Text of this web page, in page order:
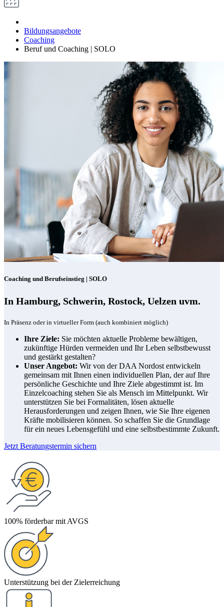
Bildungsangebote
Coaching
Beruf und Coaching | SOLO
Coaching und Berufseinstieg | SOLO
In Hamburg, Schwerin, Rostock, Uelzen uvm.
In Präsenz oder in virtueller Form (auch kombiniert möglich)
Ihre Ziele: Sie möchten aktuelle Probleme bewältigen,
zukünftige Hürden vermeiden und Ihr Leben selbstbewusst
und gestärkt gestalten?
Unser Angebot: Wir von der DAA Nordost entwickeln
gemeinsam mit Ihnen einen individuellen Plan, der auf Ihre
persönliche Geschichte und Ihre Ziele abgestimmt ist. Im
Einzelcoaching stehen Sie als Mensch im Mittelpunkt. Wir
unterstützen Sie bei Formalitäten, lösen aktuelle
Herausforderungen und zeigen Ihnen, wie Sie Ihre eigenen
Kräfte mobilisieren können. So schaffen Sie die Grundlage
für ein neues Lebensgefühl und eine selbstbestimmte Zukunft.
Jetzt Beratungstermin sichern
100% förderbar mit AVGS
Unterstützung bei der Zielerreichung